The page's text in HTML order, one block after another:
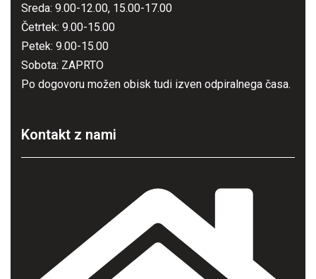
Sreda: 9.00-12.00, 15.00-17.00
Četrtek: 9.00-15.00
Petek: 9.00-15.00
Sobota: ZAPRTO
Po dogovoru možen obisk tudi izven odpiralnega časa.
Kontakt z nami